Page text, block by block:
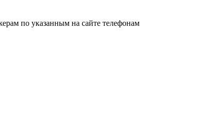
по указанным на сайте телефонам